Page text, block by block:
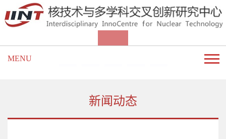
MENU
新闻动态